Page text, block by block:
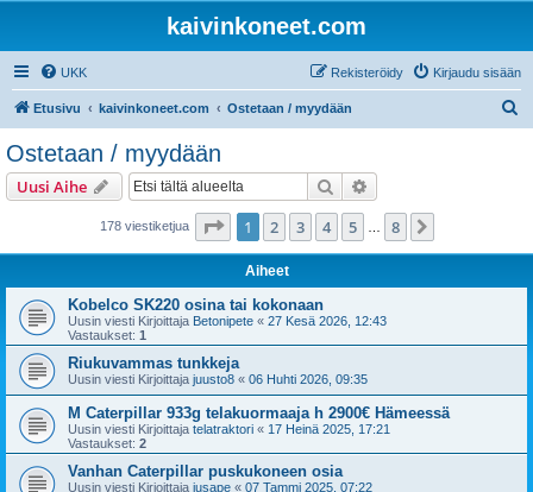
kaivinkoneet.com
UKK Kirjaudu sisään
Rekisteröidy
Etusivu kaivinkoneet.com Ostetaan / myydään
Ostetaan / myydään
Uusi Aihe Etsi
178 viestiketjua Sivu /8
1 2 3 4 5 8
Aiheet
Kobelco SK220 osina tai kokonaan
Uusin viesti Kirjoittaja Betonipete « 27 Kesä 2026, 12:43
Vastaukset: 1
Riukuvammas tunkkeja
Uusin viesti Kirjoittaja juusto8 « 06 Huhti 2026, 09:35
M Caterpillar 933g telakuormaaja h 2900€ Hämeessä
Uusin viesti Kirjoittaja telatraktori « 17 Heinä 2025, 17:21
Vastaukset: 2
Vanhan Caterpillar puskukoneen osia
Uusin viesti Kirjoittaja jusape « 07 Tammi 2025, 07:22